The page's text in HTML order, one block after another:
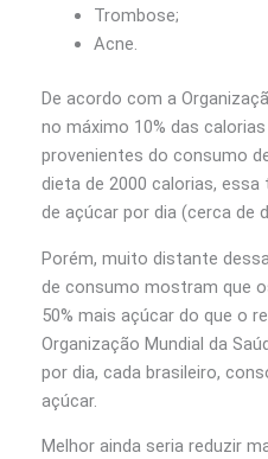
Trombose;
Acne.
De acordo com a
no máximo 10% das
provenientes do consumo
dieta de 2000 calorias, essa
de açúcar por dia (cerca de
Porém, muito distante
de consumo mostram que
50% mais açúcar do que o
Organização Mundial da
por dia, cada brasileiro,
açúcar.
Melhor ainda seria reduzir